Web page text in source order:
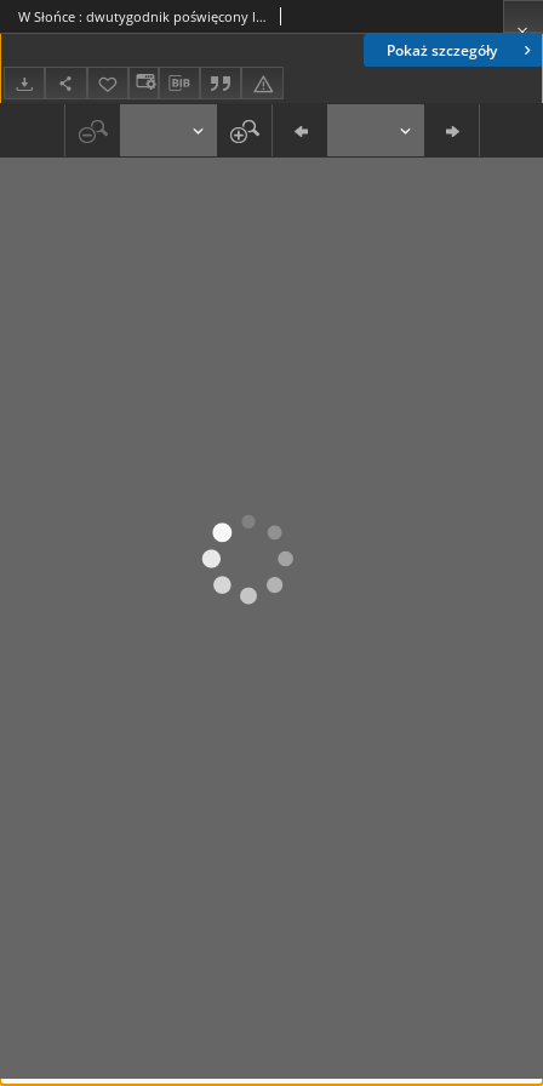
Pokaż szczegóły
W Słońce : dwutygodnik poświęcony literaturze, sztuce, nauce i życiu R. 1, Nr 1 (1 maja 1928)